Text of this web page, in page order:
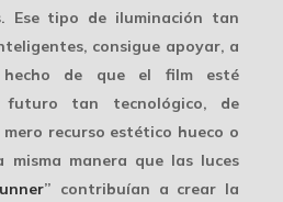
Ese tipo de iluminación tan
consigue apoyar, a
de que el film esté
futuro tan tecnológico, de
recurso estético hueco o
manera que las luces
” contribuían a crear la